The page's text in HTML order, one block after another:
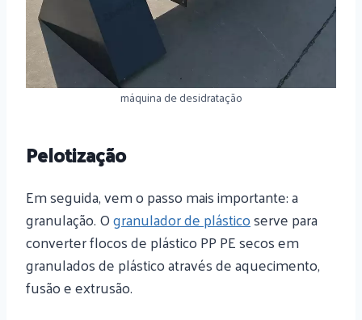
máquina de desidratação
Pelotização
Em seguida, vem o passo mais importante: a
granulação. Ogranulador de plásticoserve para
converter flocos de plástico PP PE secos em
granulados de plástico através de aquecimento,
fusão e extrusão.